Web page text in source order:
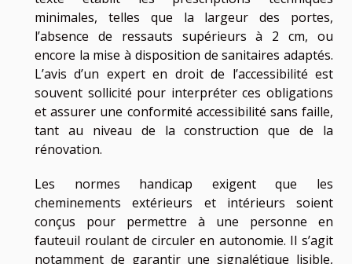
minimales, telles que la largeur des portes,
l’absence de ressauts supérieurs à 2 cm, ou
encore la mise à disposition de sanitaires adaptés.
L’avis d’un expert en droit de l’accessibilité est
souvent sollicité pour interpréter ces obligations
et assurer une conformité accessibilité sans faille,
tant au niveau de la construction que de la
rénovation.
Les normes handicap exigent que les
cheminements extérieurs et intérieurs soient
conçus pour permettre à une personne en
fauteuil roulant de circuler en autonomie. Il s’agit
notamment de garantir une signalétique lisible,